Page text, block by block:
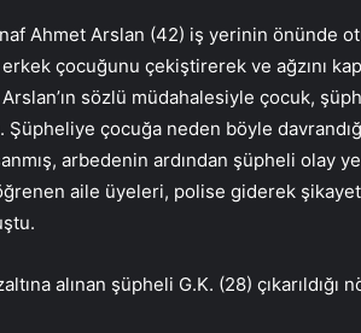
Ahmet Arslan (42) iş yerinin önünde
çocuğunu çekiştirerek ve ağzını
sözlü müdahalesiyle çocuk,
çocuğa neden böyle
arbedenin ardından şüpheli olay
aile üyeleri, polise giderek
alınan şüpheli G.K. (28) çıkarıldığı